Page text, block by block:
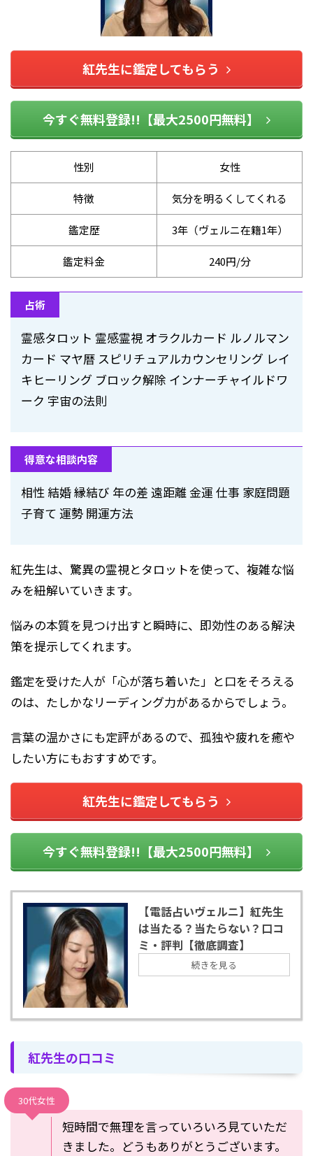
紅先生に鑑定してもらう
今すぐ無料登録!!【最大2500円無料】
性別 女性
特徴 気分を明るくしてくれる
鑑定歴 3年（ヴェルニ在籍1年）
鑑定料金 240円/分
占術
霊感タロット 霊感霊視 オラクルカード ルノルマン
カード マヤ暦 スピリチュアルカウンセリング レイ
キヒーリング ブロック解除 インナーチャイルドワ
ーク 宇宙の法則
得意な相談内容
相性 結婚 縁結び 年の差 遠距離 金運 仕事 家庭問題
子育て 運勢 開運方法
紅先生は、驚異の霊視とタロットを使って、複雑な悩
みを紐解いていきます。
悩みの本質を見つけ出すと瞬時に、即効性のある解決
策を提示してくれます。
鑑定を受けた人が「心が落ち着いた」と口をそろえる
のは、たしかなリーディング力があるからでしょう。
言葉の温かさにも定評があるので、孤独や疲れを癒や
したい方にもおすすめです。
紅先生に鑑定してもらう
今すぐ無料登録!!【最大2500円無料】
【電話占いヴェルニ】紅先生
は当たる？当たらない？口コ
ミ・評判【徹底調査】
続きを見る
紅先生の口コミ
30代女性
短時間で無理を言っていろいろ見ていただ
きました。どうもありがとうございます。